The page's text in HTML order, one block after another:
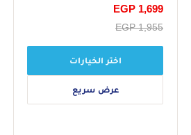
سعر
EGP 1,699
سعر
EGP 1,955
اختر الخيارات
عرض سريع